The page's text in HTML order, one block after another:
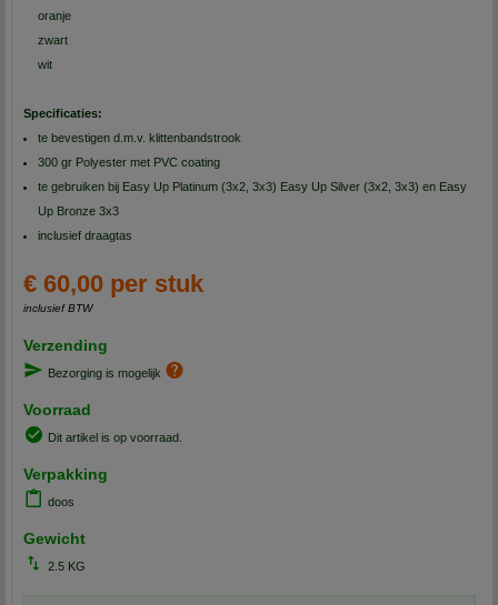
oranje
zwart
wit
Specificaties:
te bevestigen d.m.v. klittenbandstrook
300 gr Polyester met PVC coating
te gebruiken bij Easy Up Platinum (3x2, 3x3) Easy Up Silver (3x2, 3x3) en Easy
Up Bronze 3x3
inclusief draagtas
€ 60,00 per stuk
inclusief BTW
Verzending
Bezorging is mogelijk
Voorraad
Dit artikel is op voorraad.
Verpakking
doos
Gewicht
2.5 KG